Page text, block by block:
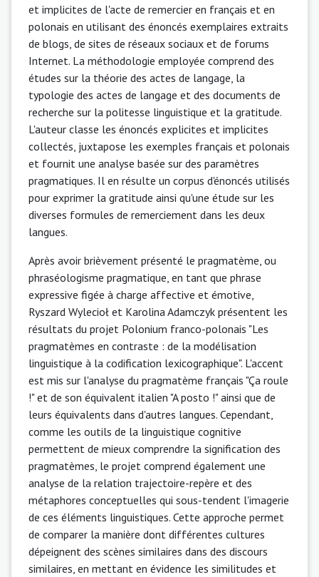
et implicites de l'acte de remercier en français et en
polonais en utilisant des énoncés exemplaires extraits
de blogs, de sites de réseaux sociaux et de forums
Internet. La méthodologie employée comprend des
études sur la théorie des actes de langage, la
typologie des actes de langage et des documents de
recherche sur la politesse linguistique et la gratitude.
L'auteur classe les énoncés explicites et implicites
collectés, juxtapose les exemples français et polonais
et fournit une analyse basée sur des paramètres
pragmatiques. Il en résulte un corpus d'énoncés utilisés
pour exprimer la gratitude ainsi qu'une étude sur les
diverses formules de remerciement dans les deux
langues.
Après avoir brièvement présenté le pragmatème, ou
phraséologisme pragmatique, en tant que phrase
expressive figée à charge affective et émotive,
Ryszard Wylecioł et Karolina Adamczyk présentent les
résultats du projet Polonium franco-polonais "Les
pragmatèmes en contraste : de la modélisation
linguistique à la codification lexicographique". L'accent
est mis sur l'analyse du pragmatème français "Ça roule
!" et de son équivalent italien "A posto !" ainsi que de
leurs équivalents dans d'autres langues. Cependant,
comme les outils de la linguistique cognitive
permettent de mieux comprendre la signification des
pragmatèmes, le projet comprend également une
analyse de la relation trajectoire-repère et des
métaphores conceptuelles qui sous-tendent l'imagerie
de ces éléments linguistiques. Cette approche permet
de comparer la manière dont différentes cultures
dépeignent des scènes similaires dans des discours
similaires, en mettant en évidence les similitudes et